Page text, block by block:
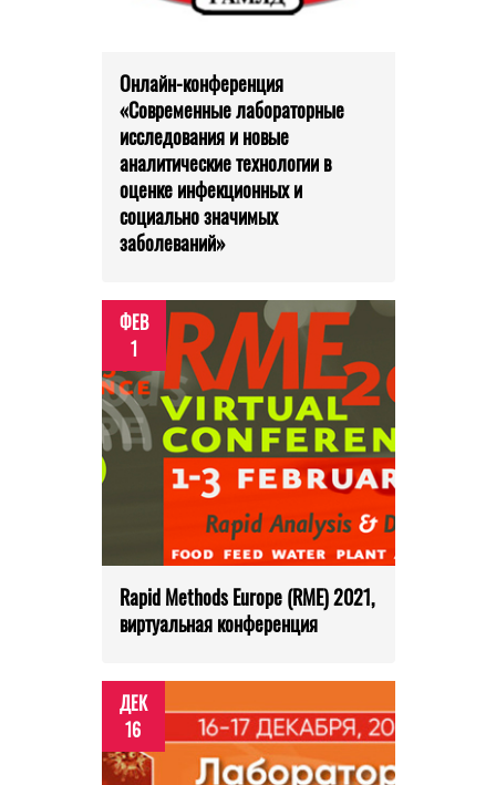
Онлайн-конференция
«Современные лабораторные
исследования и новые
аналитические технологии в
оценке инфекционных и
социально значимых
заболеваний»
ФЕВ
1
Rapid Methods Europe (RME) 2021,
виртуальная конференция
ДЕК
16